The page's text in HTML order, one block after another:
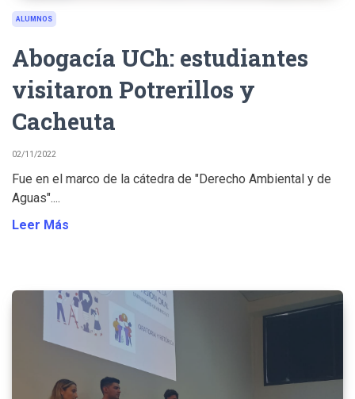
ALUMNOS
Abogacía UCh: estudiantes
visitaron Potrerillos y
Cacheuta
02/11/2022
Fue en el marco de la cátedra de "Derecho Ambiental y de
Aguas"....
Leer Más